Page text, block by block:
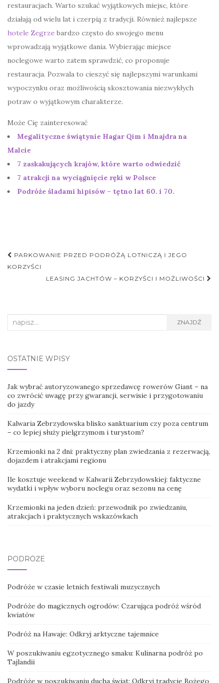
restauracjach. Warto szukać wyjątkowych miejsc, które
działają od wielu lat i czerpią z tradycji. Również najlepsze
hotele Zegrze bardzo często do swojego menu
wprowadzają wyjątkowe dania. Wybierając miejsce
noclegowe warto zatem sprawdzić, co proponuje
restauracja. Pozwala to cieszyć się najlepszymi warunkami
wypoczynku oraz możliwością skosztowania niezwykłych
potraw o wyjątkowym charakterze.
Może Cię zainteresować
Megalityczne świątynie Hagar Qim i Mnajdra na
Malcie
7 zaskakujących krajów, które warto odwiedzić
7 atrakcji na wyciągnięcie ręki w Polsce
Podróże śladami hipisów – tętno lat 60. i 70.
Nawigacja
postu
PARKOWANIE PRZED PODRÓŻĄ LOTNICZĄ I JEGO
KORZYŚCI
LEASING JACHTÓW – KORZYŚCI I MOŻLIWOŚCI
Search
ZNAJDŹ
OSTATNIE WPISY
Jak wybrać autoryzowanego sprzedawcę rowerów Giant – na
co zwrócić uwagę przy gwarancji, serwisie i przygotowaniu
do jazdy
Kalwaria Zebrzydowska blisko sanktuarium czy poza centrum
– co lepiej służy pielgrzymom i turystom?
Krzemionki na 2 dni: praktyczny plan zwiedzania z rezerwacją,
dojazdem i atrakcjami regionu
Ile kosztuje weekend w Kalwarii Zebrzydowskiej: faktyczne
wydatki i wpływ wyboru noclegu oraz sezonu na cenę
Krzemionki na jeden dzień: przewodnik po zwiedzaniu,
atrakcjach i praktycznych wskazówkach
PODRÓŻE
Podróże w czasie letnich festiwali muzycznych
Podróże do magicznych ogrodów: Czarująca podróż wśród
kwiatów
Podróż na Hawaje: Odkryj arktyczne tajemnice
W poszukiwaniu egzotycznego smaku: Kulinarna podróż po
Tajlandii
Podróże w poszukiwaniu ducha świąt: Odkryj tradycje Bożego